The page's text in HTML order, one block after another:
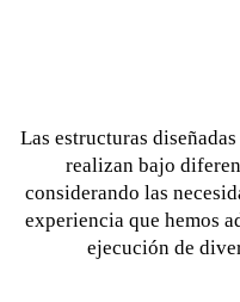
Las estructuras
realizan bajo
considerando las
experiencia que hemos
ejecución de